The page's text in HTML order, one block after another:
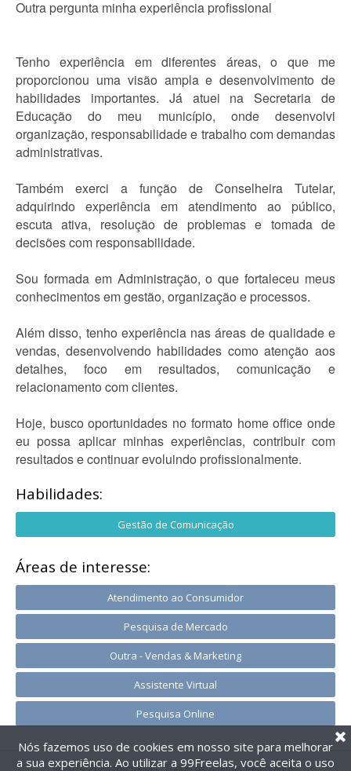
Outra pergunta minha experiência profissional
Tenho experiência em diferentes áreas, o que me
proporcionou uma visão ampla e desenvolvimento de
habilidades importantes. Já atuei na Secretaria de
Educação do meu município, onde desenvolvi
organização, responsabilidade e trabalho com demandas
administrativas.
Também exerci a função de Conselheira Tutelar,
adquirindo experiência em atendimento ao público,
escuta ativa, resolução de problemas e tomada de
decisões com responsabilidade.
Sou formada em Administração, o que fortaleceu meus
conhecimentos em gestão, organização e processos.
Além disso, tenho experiência nas áreas de qualidade e
vendas, desenvolvendo habilidades como atenção aos
detalhes, foco em resultados, comunicação e
relacionamento com clientes.
Hoje, busco oportunidades no formato home office onde
eu possa aplicar minhas experiências, contribuir com
resultados e continuar evoluindo profissionalmente.
Habilidades:
Gestão de Comunicação
Áreas de interesse:
Atendimento ao Consumidor
Pesquisa de Mercado
Outra - Vendas & Marketing
Assistente Virtual
Pesquisa Online
@2014-2026 99Freelas. Todos os direitos reservados.
Nós fazemos uso de cookies em nosso site para melhorar
a sua experiência. Ao utilizar a 99Freelas, você aceita o uso